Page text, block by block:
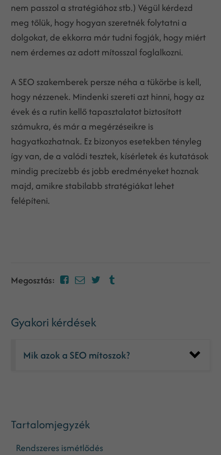
nem passzol a stratégiához stb.) Végül kérdezd
meg tőlük, hogy hogyan szeretnék folytatni a
dolgokat, de ekkorra már tudni fogják, hogy miért
nem érdemes az adott mítosszal foglalkozni.
A SEO szakemberek persze néha a tükörbe is kell,
hogy nézzenek. Mindenki szereti azt hinni, hogy az
évek és a rutin kellő tapasztalatot biztosított
számukra, és már a megérzéseikre is
hagyatkozhatnak. Ez bizonyos esetekben tényleg
így van, de a valódi tesztek, kísérletek és kutatások
mindig precízebb és jobb eredményeket hoznak
majd, amikre stabilabb stratégiákat lehet
felépíteni.
Megosztás:
Gyakori kérdések
Mik azok a SEO mítoszok?
Tartalomjegyzék
Rendszeres ismétlődés